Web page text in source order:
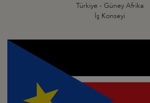
Türkiye - Güney Afrika
İş Konseyi